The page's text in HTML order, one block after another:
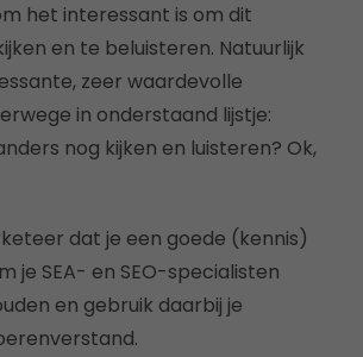
het interessant is om dit
en te beluisteren. Natuurlijk
zeer waardevolle
in onderstaand lijstje:
nog kijken en luisteren? Ok,
dat je een goede (kennis)
je SEA- en SEO-specialisten
en gebruik daarbij je